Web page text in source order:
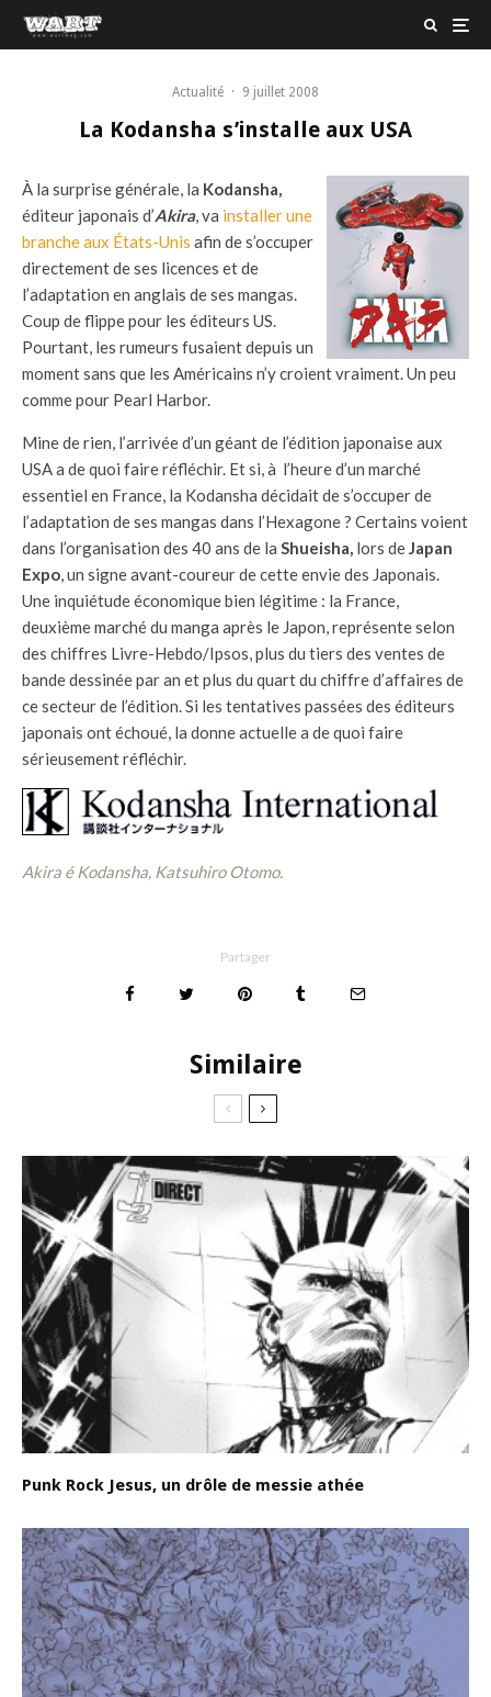
Actualité · 9 juillet 2008
La Kodansha s’installe aux USA
À la surprise générale, la Kodansha,
éditeur japonais d’Akira, va installer une
brancheaux États-Unis afin de s’occuper
directement de ses licences et de
l’adaptation en anglais de ses mangas.
Coup de flippe pour les éditeurs US.
Pourtant, les rumeurs fusaient depuis un
moment sans que les Américains n’y croient vraiment. Un peu
comme pour Pearl Harbor.
Mine de rien, l’arrivée d’un géant de l’édition japonaise aux
USA a de quoi faire réfléchir. Et si, à l’heure d’un marché
essentiel en France, la Kodansha décidait de s’occuper de
l’adaptation de ses mangas dans l’Hexagone ? Certains voient
dans l’organisation des 40 ans de la Shueisha, lors deJapan
Expo, un signe avant-coureur de cette envie des Japonais.
Une inquiétude économique bien légitime : la France,
deuxième marché du manga après le Japon, représente selon
des chiffres Livre-Hebdo/Ipsos, plus du tiers des ventes de
bande dessinée par an et plus du quart du chiffre d’affaires de
ce secteur de l’édition. Si les tentatives passées des éditeurs
japonais ont échoué, la donne actuelle a de quoi faire
sérieusement réfléchir.
Akira é Kodansha, Katsuhiro Otomo.
Partager
Similaire
Punk Rock Jesus, un drôle de messie athée